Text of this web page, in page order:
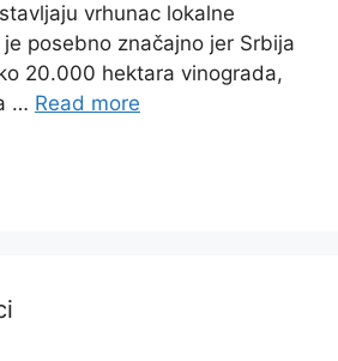
vrhunac lokalne
posebno značajno jer Srbija
20.000 hektara vinograda,
… Read more